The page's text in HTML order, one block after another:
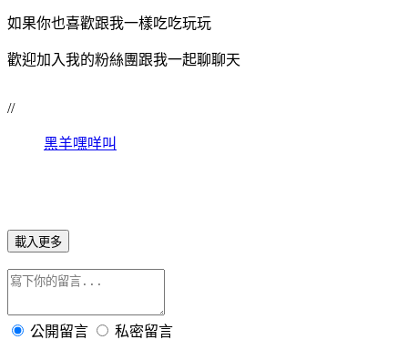
如果你也喜歡跟我一樣吃吃玩玩
歡迎加入我的粉絲團跟我一起聊聊天
//
黑羊嘿咩叫
載入更多
公開留言 私密留言